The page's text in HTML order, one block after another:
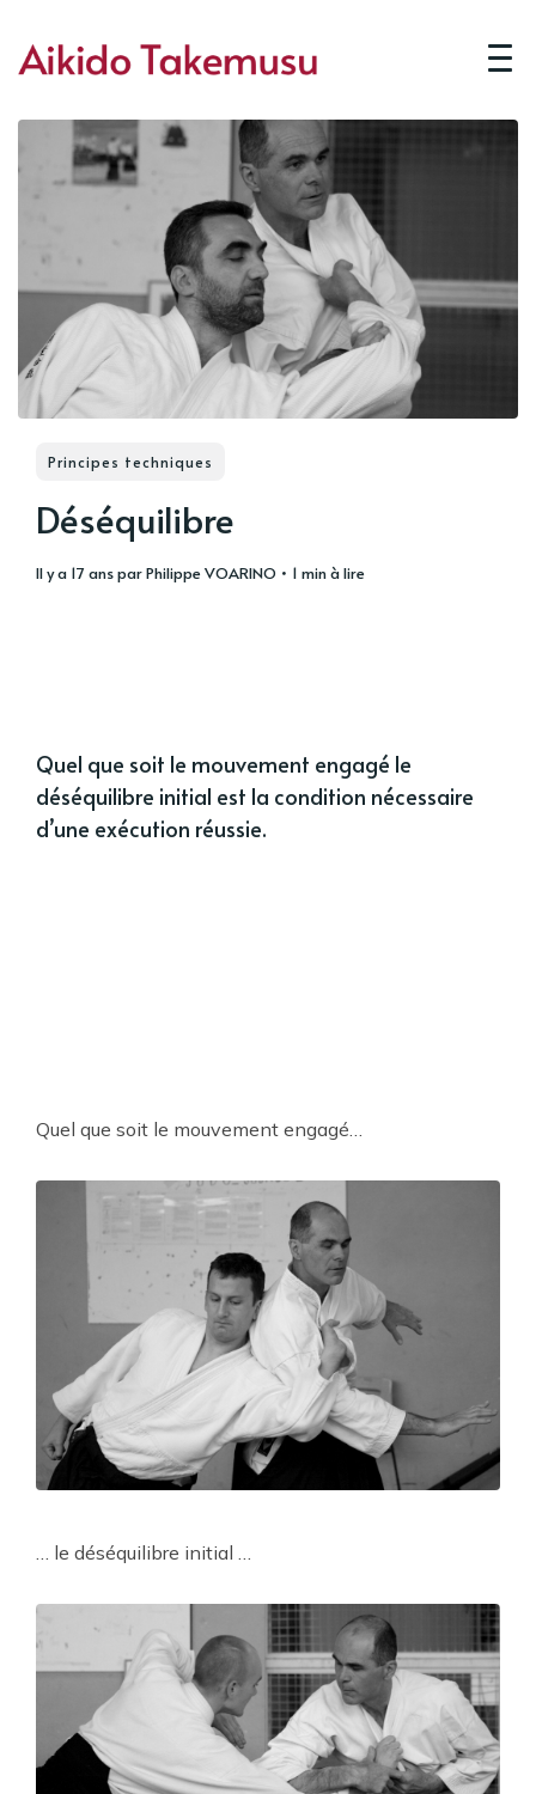
Principes techniques
Déséquilibre
il y a 17 ansparPhilippe VOARINO • 1 min à lire
Quel que soit le mouvement engagé le
déséquilibre initial est la condition nécessaire
d’une exécution réussie.
Quel que soit le mouvement engagé…
… le déséquilibre initial …